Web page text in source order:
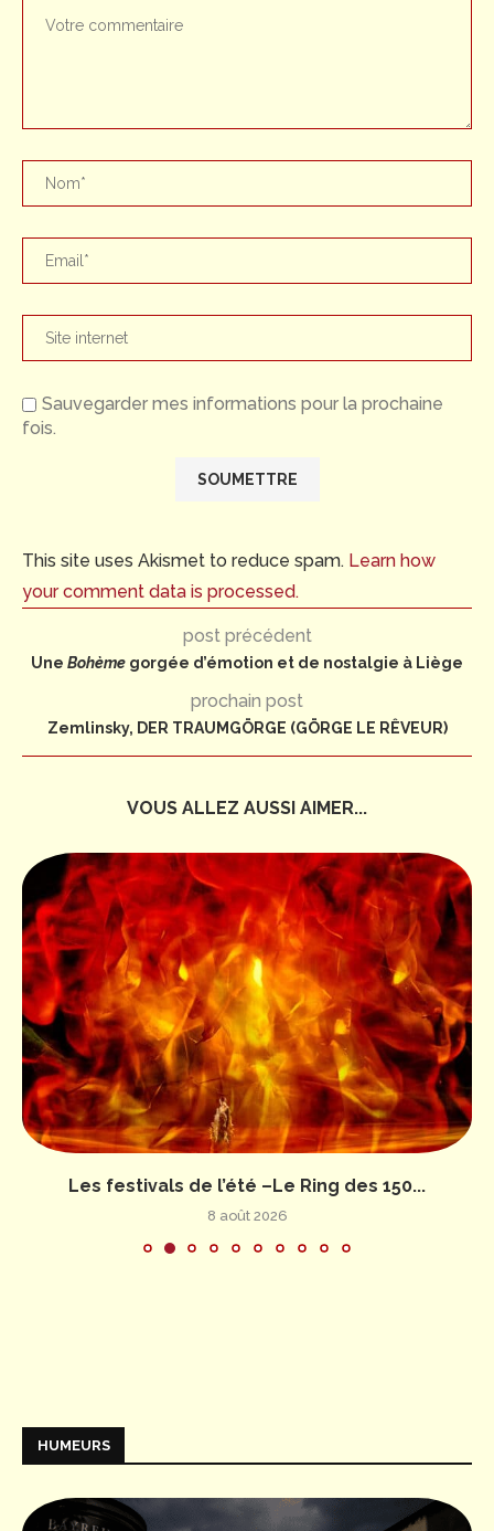
Sauvegarder mes informations pour la prochaine
fois.
This site uses Akismet to reduce spam. Learn how
your comment data is processed.
post précédent
Une Bohème gorgée d’émotion et de nostalgie à Liège
prochain post
Zemlinsky, DER TRAUMGÖRGE (GÖRGE LE RÊVEUR)
VOUS ALLEZ AUSSI AIMER...
Les festivals de l’été –Le Ring des 150...
8 août 2026
HUMEURS